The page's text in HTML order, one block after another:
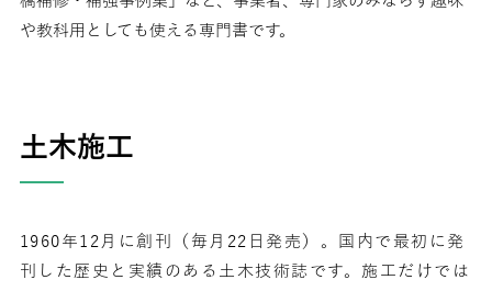
や教科用としても使える専門書です。
土木施工
1960年12月に創刊（毎月22日発売）。国内で最初に発
刊した歴史と実績のある土木技術誌です。施工だけでは